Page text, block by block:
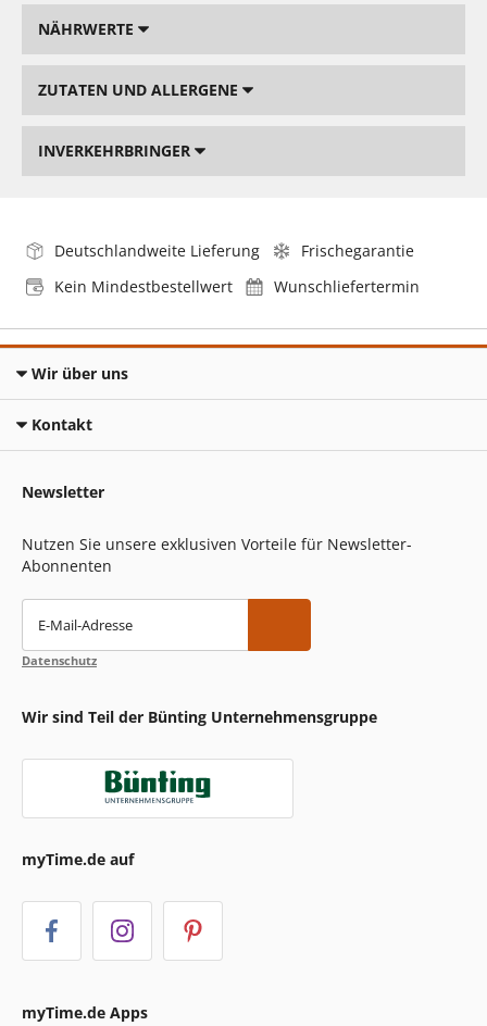
NÄHRWERTE
ZUTATEN UND ALLERGENE
INVERKEHRBRINGER
Deutschlandweite Lieferung
Frischegarantie
Kein Mindestbestellwert
Wunschliefertermin
Wir über uns
Kontakt
Newsletter
Nutzen Sie unsere exklusiven Vorteile für Newsletter-
Abonnenten
E-Mail-Adresse
Datenschutz
Wir sind Teil der Bünting Unternehmensgruppe
myTime.de auf
myTime.de Apps